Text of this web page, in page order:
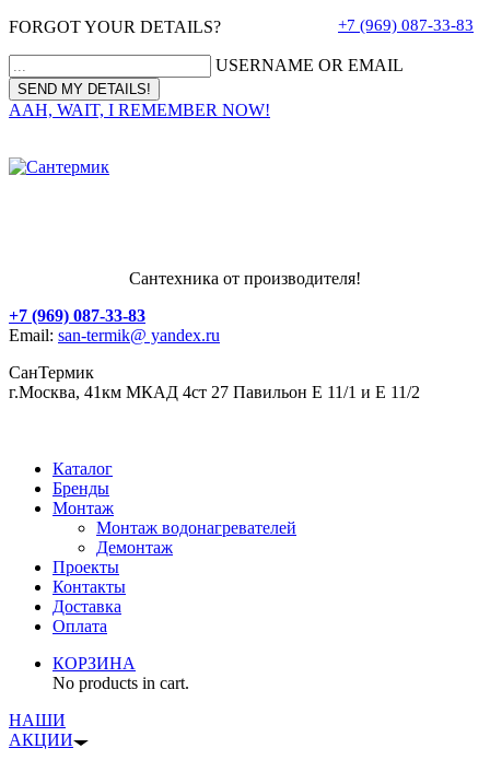
FORGOT YOUR DETAILS?
USERNAME OR EMAIL
AAH, WAIT, I REMEMBER NOW!
+7 (969) 087-33-83
Сантехника от производителя!
+7 (969) 087-33-83
Email: san-termik@ yandex.ru
СанТермик
г.Москва, 41км МКАД 4ст 27 Павильон Е 11/1 и Е 11/2
Каталог
Бренды
Монтаж
Монтаж водонагревателей
Демонтаж
Проекты
Контакты
Доставка
Оплата
КОРЗИНА
No products in cart.
НАШИ
АКЦИИ